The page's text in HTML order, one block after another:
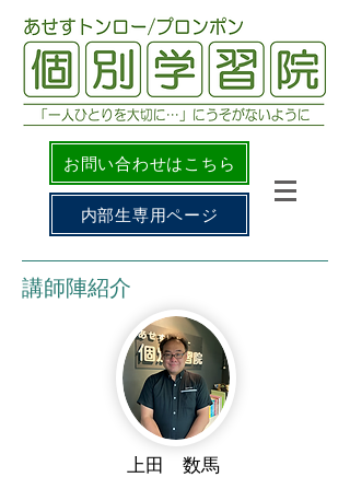
お問い合わせはこちら
内部生専用ページ
​講師陣紹介
上田 数馬